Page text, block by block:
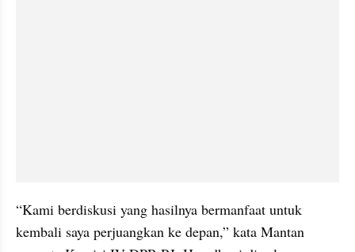
“Kami berdiskusi yang hasilnya bermanfaat untuk
kembali saya perjuangkan ke depan,” kata Mantan